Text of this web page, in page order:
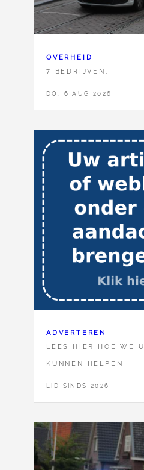
OVERHEID
7 BEDRIJVEN,
DO, 6 AUG 2026
ADVERTEREN
LEES HIER HOE WE U
KUNNEN HELPEN
LID SINDS 2026